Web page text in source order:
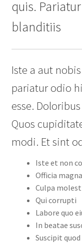
quis.
blanditiis
Iste a aut
pariatur odio
esse.
Quos
modi. Et sint
Iste et non
Officia
Culpa
Qui corrupti
Labore quo
In beatae
Suscipit